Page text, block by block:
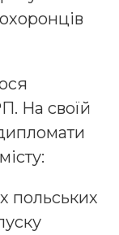
На своїй
польських